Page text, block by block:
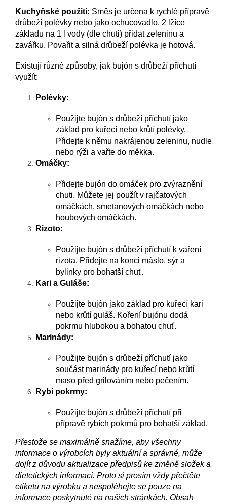
Kuchyňské použití: Směs je určena k rychlé přípravě
drůbeží polévky nebo jako ochucovadlo. 2 lžíce
základu na 1 l vody (dle chuti) přidat zeleninu a
zavářku. Povařit a silná drůbeží polévka je hotová.
Existují různé způsoby, jak bujón s drůbeží příchutí
využít:
Polévky:
Použijte bujón s drůbeží příchutí jako
základ pro kuřecí nebo krůtí polévky.
Přidejte k němu nakrájenou zeleninu, nudle
nebo rýži a vařte do měkka.
Omáčky:
Přidejte bujón do omáček pro zvýraznění
chuti. Můžete jej použít v rajčatových
omáčkách, smetanových omáčkách nebo
houbových omáčkách.
Rizoto:
Použijte bujón s drůbeží příchutí k vaření
rizota. Přidejte na konci máslo, sýr a
bylinky pro bohatší chuť.
Kari a Guláše:
Použijte bujón jako základ pro kuřecí kari
nebo krůtí guláš. Koření bujónu dodá
pokrmu hlubokou a bohatou chuť.
Marinády:
Použijte bujón s drůbeží příchutí jako
součást marinády pro kuřecí nebo krůtí
maso před grilováním nebo pečením.
Rybí pokrmy:
Použijte bujón s drůbeží příchutí při
přípravě rybích pokrmů pro bohatší základ.
Přestože se maximálně snažíme, aby všechny
informace o výrobcích byly aktuální a správné, může
dojít z důvodu aktualizace předpisů ke změně složek a
dietetických informací. Proto si prosím vždy přečtěte
etiketu na výrobku a nespoléhejte se pouze na
informace poskytnuté na našich stránkách. Obsah